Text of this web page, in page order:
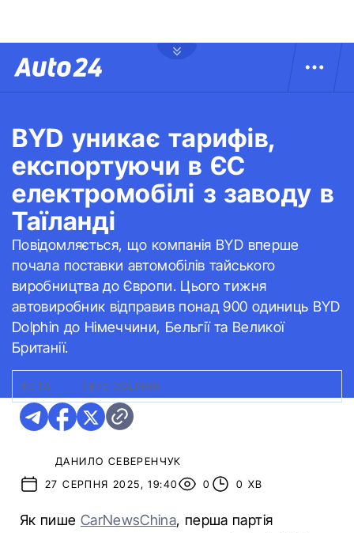
BYD уникає тарифів,
експортуючи в ЄС
електромобілі з заводу в
Таїланді
Повідомляється, що компанія BYD вперше
почала поставки автомобілів тайського
виробництва до Європи. Цього тижня
автовиробник відправив понад 900 одиниць BYD
Dolphin до Німеччини, Бельгії та Великої
Британії.
ФОТО: BYD DOLPHIN
ДАНИЛО СЕВЕРЕНЧУК
27 СЕРПНЯ 2025, 19:40
0 0 ХВ
Як пише CarNewsChina, перша партія